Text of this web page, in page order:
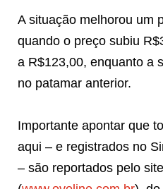
A situação melhorou um
quando o preço subiu
a R$123,00, enquanto a
no patamar anterior.
Importante apontar que
aqui – e registrados no
– são reportados pelo